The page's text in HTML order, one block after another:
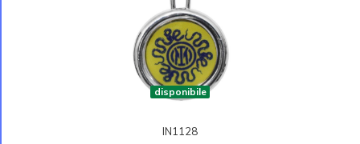
disponibile
IN1128